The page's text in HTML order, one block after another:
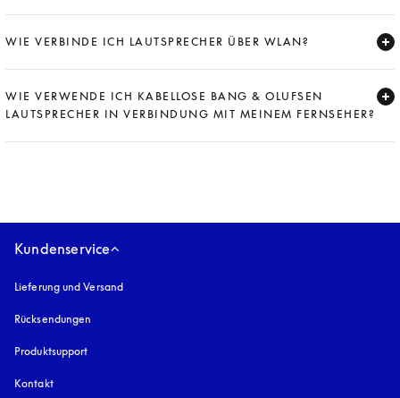
WIE VERBINDE ICH LAUTSPRECHER ÜBER WLAN?
WIE VERWENDE ICH KABELLOSE BANG & OLUFSEN
LAUTSPRECHER IN VERBINDUNG MIT MEINEM FERNSEHER?
Kundenservice
Lieferung und Versand
Rücksendungen
Produktsupport
Kontakt